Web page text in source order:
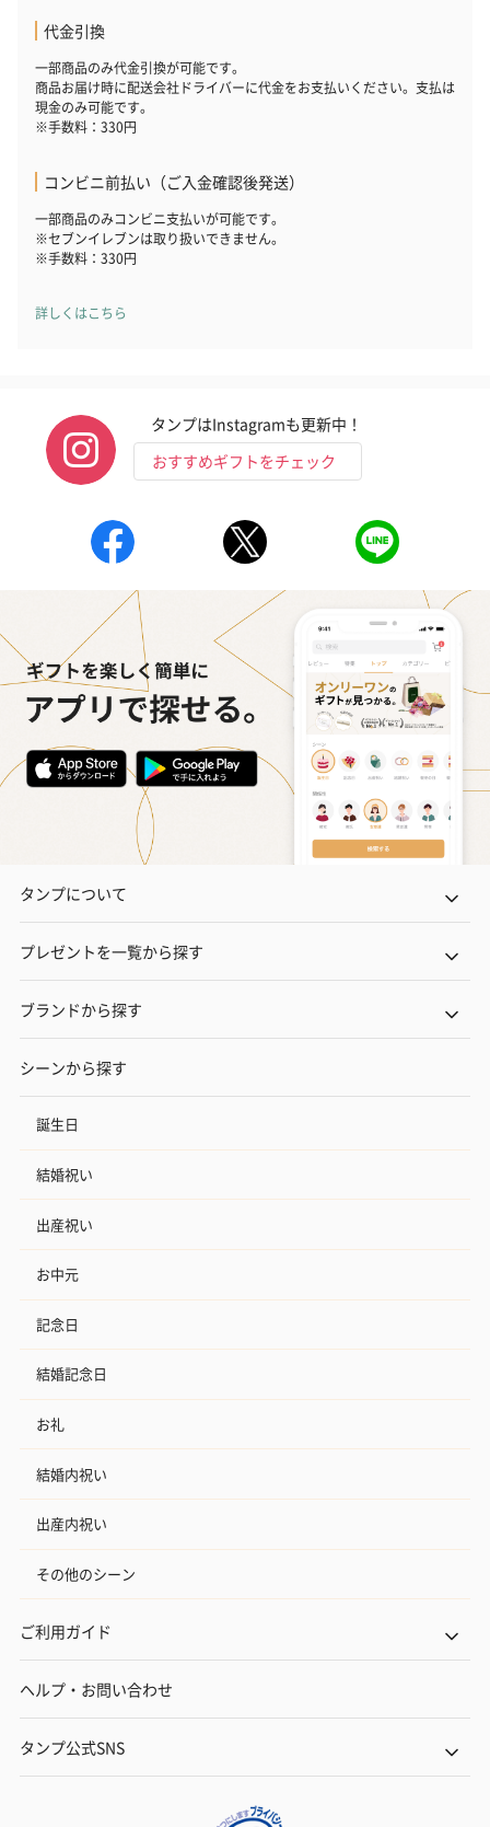
代金引換
一部商品のみ代金引換が可能です。
商品お届け時に配送会社ドライバーに代金をお支払いください。支払は
現金のみ可能です。
※手数料：330円
コンビニ前払い（ご入金確認後発送）
一部商品のみコンビニ支払いが可能です。
※セブンイレブンは取り扱いできません。
※手数料：330円
詳しくはこちら
タンプはInstagramも更新中！
おすすめギフトをチェック
タンプについて
プレゼントを一覧から探す
ブランドから探す
シーンから探す
誕生日
結婚祝い
出産祝い
お中元
記念日
結婚記念日
お礼
結婚内祝い
出産内祝い
その他のシーン
ご利用ガイド
ヘルプ・お問い合わせ
タンプ公式SNS